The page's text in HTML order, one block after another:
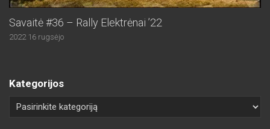
Savaitė #36 – Rally Elektrėnai ’22
2022 16 rugsėjo
Kategorijos